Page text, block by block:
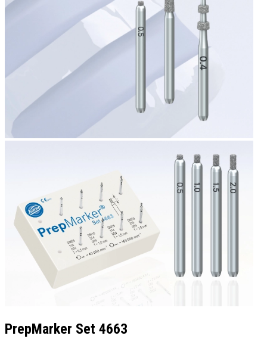
PrepMarker Set 4663